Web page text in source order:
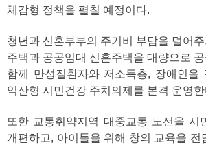
체감형 정책을 펼칠 예정이다.
청년과 신혼부부의 주거비 부담을 덜어
주택과 공공임대 신혼주택을 대량으로
함께 만성질환자와 저소득층, 장애인을
익산형 시민건강 주치의제를 본격 운영한
또한 교통취약지역 대중교통 노선을 시
개편하고, 아이들을 위해 창의 교육을 전